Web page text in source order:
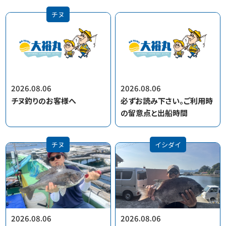
2026.08.06
チヌ釣りのお客様へ
チヌ
2026.08.06
必ずお読み下さい。ご利用時
の留意点と出船時間
2026.08.06
チヌ
2026.08.06
イシダイ